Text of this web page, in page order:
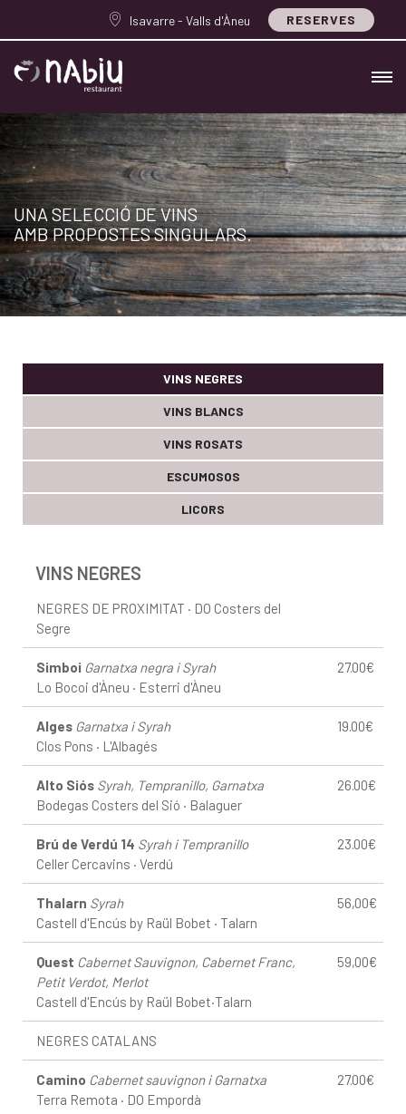
Isavarre - Valls d'Àneu RESERVES
UNA SELECCIÓ DE VINS
AMB PROPOSTES SINGULARS.
VINS NEGRES
VINS BLANCS
VINS ROSATS
ESCUMOSOS
LICORS
VINS NEGRES
NEGRES DE PROXIMITAT · DO Costers del
Segre
Simboi Garnatxa negra i Syrah
Lo Bocoi d'Àneu · Esterri d'Àneu
27.00€
Alges Garnatxa i Syrah
Clos Pons · L'Albagés
19.00€
Alto Siós Syrah, Tempranillo, Garnatxa
Bodegas Costers del Sió · Balaguer
26.00€
Brú de Verdú 14 Syrah i Tempranillo
Celler Cercavins · Verdú
23.00€
Thalarn Syrah
Castell d'Encús by Raül Bobet · Talarn
56,00€
Quest Cabernet Sauvignon, Cabernet Franc,
Petit Verdot, Merlot
Castell d'Encús by Raül Bobet·Talarn
59,00€
NEGRES CATALANS
Camino Cabernet sauvignon i Garnatxa
Terra Remota · DO Empordà
27.00€